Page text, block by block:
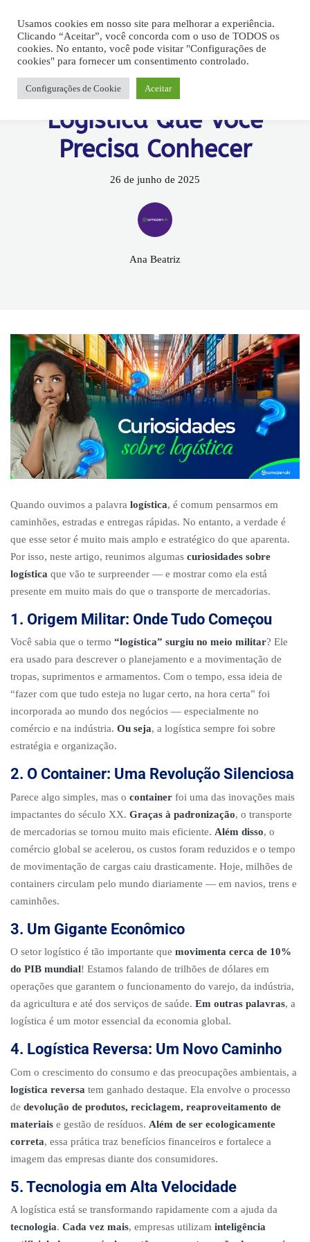
Armazenamento Entrega Fullfilment Logística
5 Curiosidades Sobre
Logística Que Você
Precisa Conhecer
26 de junho de 2025
Ana Beatriz
Quando ouvimos a palavra logística, é comum pensarmos em
caminhões, estradas e entregas rápidas. No entanto, a verdade é
que esse setor é muito mais amplo e estratégico do que aparenta.
Por isso, neste artigo, reunimos algumas curiosidades sobre
logística que vão te surpreender — e mostrar como ela está
presente em muito mais do que o transporte de mercadorias.
1. Origem Militar: Onde Tudo Começou
Você sabia que o termo “logística” surgiu no meio militar? Ele
era usado para descrever o planejamento e a movimentação de
tropas, suprimentos e armamentos. Com o tempo, essa ideia de
“fazer com que tudo esteja no lugar certo, na hora certa” foi
incorporada ao mundo dos negócios — especialmente no
comércio e na indústria. Ou seja, a logística sempre foi sobre
estratégia e organização.
2. O Container: Uma Revolução Silenciosa
Parece algo simples, mas o container foi uma das inovações mais
impactantes do século XX. Graças à padronização, o transporte
de mercadorias se tornou muito mais eficiente. Além disso, o
comércio global se acelerou, os custos foram reduzidos e o tempo
de movimentação de cargas caiu drasticamente. Hoje, milhões de
containers circulam pelo mundo diariamente — em navios, trens e
caminhões.
3. Um Gigante Econômico
O setor logístico é tão importante que movimenta cerca de 10%
do PIB mundial! Estamos falando de trilhões de dólares em
operações que garantem o funcionamento do varejo, da indústria,
da agricultura e até dos serviços de saúde. Em outras palavras, a
logística é um motor essencial da economia global.
4. Logística Reversa: Um Novo Caminho
Com o crescimento do consumo e das preocupações ambientais, a
logística reversa tem ganhado destaque. Ela envolve o processo
de devolução de produtos, reciclagem, reaproveitamento de
materiais e gestão de resíduos. Além de ser ecologicamente
correta, essa prática traz benefícios financeiros e fortalece a
imagem das empresas diante dos consumidores.
5. Tecnologia em Alta Velocidade
A logística está se transformando rapidamente com a ajuda da
tecnologia. Cada vez mais, empresas utilizam inteligência
Usamos cookies em nosso site para melhorar a experiência.
Clicando “Aceitar”, você concorda com o uso de TODOS os
cookies. No entanto, você pode visitar "Configurações de
cookies" para fornecer um consentimento controlado.
Configurações de Cookie Aceitar